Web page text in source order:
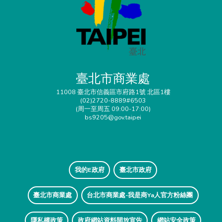
臺北市商業處
11008 臺北市信義區市府路1號 北區1樓
(02)2720-8889#6503
(周一至周五 09:00-17:00)
bs9205@gov.taipei
我的E政府 臺北市政府
臺北市商業處 台北市商業處-我是商Ya人官方粉絲團